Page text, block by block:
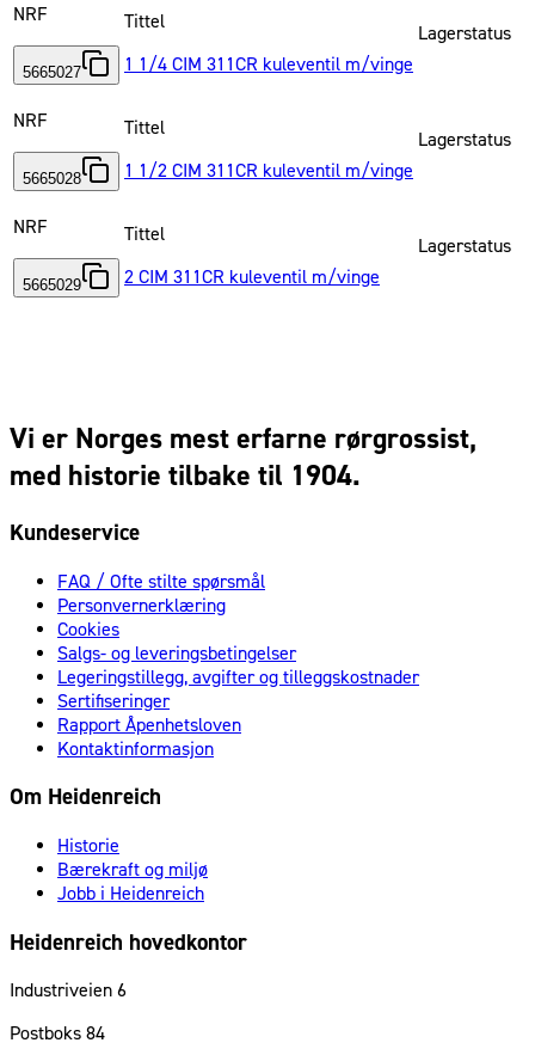
NRF
5665027
Tittel
1 1/4 CIM 311CR kuleventil m/vinge
Lagerstatus
NRF
5665028
Tittel
1 1/2 CIM 311CR kuleventil m/vinge
Lagerstatus
NRF
5665029
Tittel
2 CIM 311CR kuleventil m/vinge
Lagerstatus
Vi er Norges mest erfarne rørgrossist,
med historie tilbake til 1904.
Kundeservice
FAQ / Ofte stilte spørsmål
Personvernerklæring
Cookies
Salgs- og leveringsbetingelser
Legeringstillegg, avgifter og tilleggskostnader
Sertifiseringer
Rapport Åpenhetsloven
Kontaktinformasjon
Om Heidenreich
Historie
Bærekraft og miljø
Jobb i Heidenreich
Heidenreich hovedkontor
Industriveien 6
Postboks 84